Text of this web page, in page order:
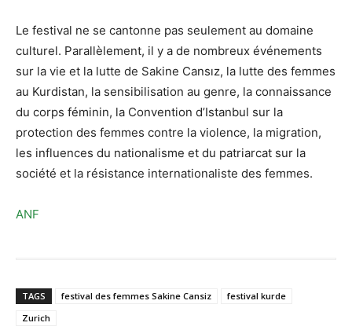
Le festival ne se cantonne pas seulement au domaine
culturel. Parallèlement, il y a de nombreux événements
sur la vie et la lutte de Sakine Cansız, la lutte des femmes
au Kurdistan, la sensibilisation au genre, la connaissance
du corps féminin, la Convention d’Istanbul sur la
protection des femmes contre la violence, la migration,
les influences du nationalisme et du patriarcat sur la
société et la résistance internationaliste des femmes.
ANF
TAGS festival des femmes Sakine Cansiz
festival kurde
Zurich